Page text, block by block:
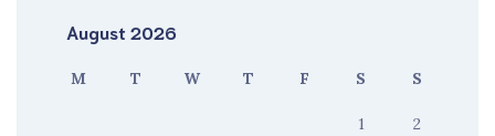
August 2026
M T W T F S S
1 2